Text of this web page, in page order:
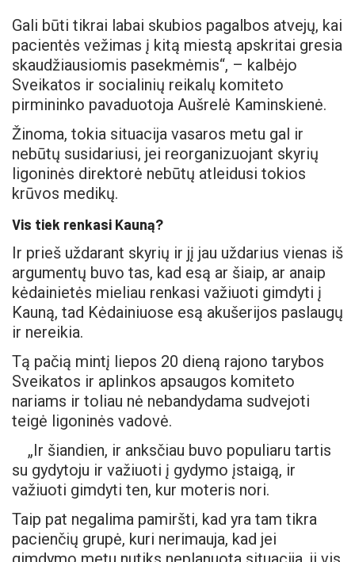
Gali būti tikrai labai skubios pagalbos atvejų, kai
pacientės vežimas į kitą miestą apskritai gresia
skaudžiausiomis pasekmėmis“, – kalbėjo
Sveikatos ir socialinių reikalų komiteto
pirmininko pavaduotoja Aušrelė Kaminskienė.
Žinoma, tokia situacija vasaros metu gal ir
nebūtų susidariusi, jei reorganizuojant skyrių
ligoninės direktorė nebūtų atleidusi tokios
krūvos medikų.
Vis tiek renkasi Kauną?
Ir prieš uždarant skyrių ir jį jau uždarius vienas iš
argumentų buvo tas, kad esą ar šiaip, ar anaip
kėdainietės mieliau renkasi važiuoti gimdyti į
Kauną, tad Kėdainiuose esą akušerijos paslaugų
ir nereikia.
Tą pačią mintį liepos 20 dieną rajono tarybos
Sveikatos ir aplinkos apsaugos komiteto
nariams ir toliau nė nebandydama sudvejoti
teigė ligoninės vadovė.
„Ir šiandien, ir anksčiau buvo populiaru tartis
su gydytoju ir važiuoti į gydymo įstaigą, ir
važiuoti gimdyti ten, kur moteris nori.
Taip pat negalima pamiršti, kad yra tam tikra
pacienčių grupė, kuri nerimauja, kad jei